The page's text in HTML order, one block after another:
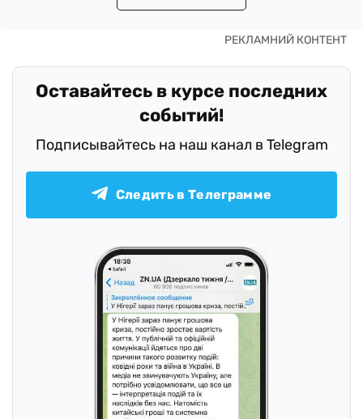
Оставайтесь в курсе последних
событий!
Подписывайтесь на наш канал в Telegram
Следить в Телеграмме